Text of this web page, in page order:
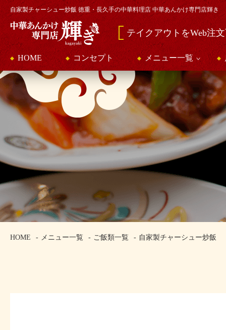
自家製チャーシュー炒飯 徳重・長久手の中華料理店 中華あんかけ専門店輝き
テイクアウトをWeb注
HOME コンセプト メニュー一覧
HOME メニュー一覧 ご飯類一覧 自家製チャーシュー炒飯